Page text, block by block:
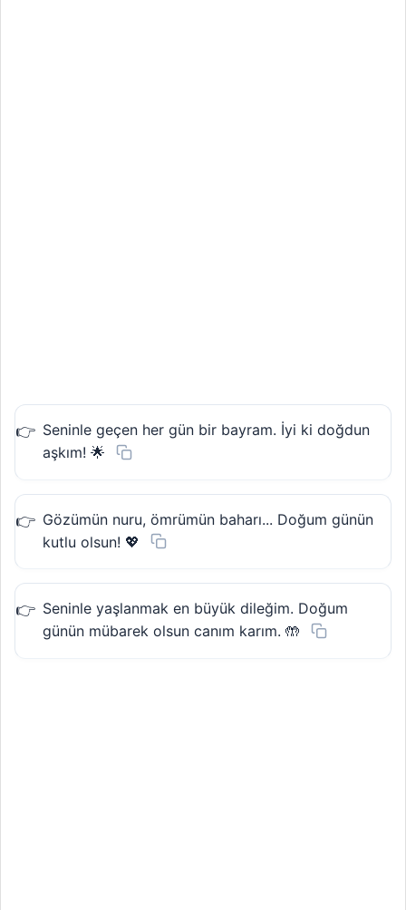
Seninle geçen her gün bir bayram. İyi ki doğdun
aşkım! 🌟
Gözümün nuru, ömrümün baharı... Doğum günün
kutlu olsun! 💖
Seninle yaşlanmak en büyük dileğim. Doğum
günün mübarek olsun canım karım. 🤲